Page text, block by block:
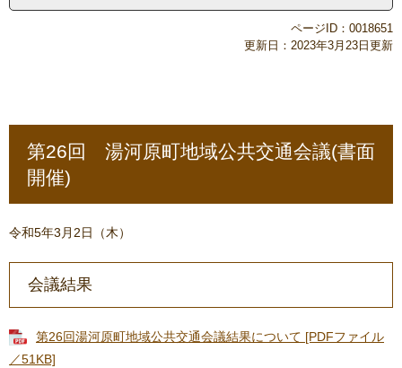
ページID：0018651
更新日：2023年3月23日更新
第26回 湯河原町地域公共交通会議(書面
開催)
令和5年3月2日（木）
会議結果
第26回湯河原町地域公共交通会議結果について [PDFファイル
／51KB]